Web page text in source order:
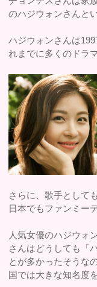
のハジウォンさんと
ハジウォンさんは
れまでに多くのドラ
さらに、歌手として
日本でもファンミー
人気女優のハジウォ
さんはどうしても「
とが多かったそうな
国では大きな知名度